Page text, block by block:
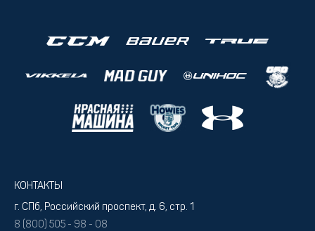
КОНТАКТЫ
г. СПб, Российский проспект, д. 6, стр. 1
8 (800) 505 - 98 - 08